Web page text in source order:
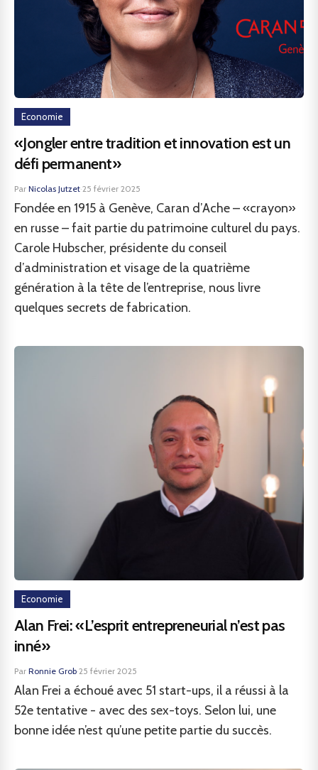
Economie
«Jongler entre tradition et innovation est un
défi permanent»
Par Nicolas Jutzet·25 février 2025
Fondée en 1915 à Genève, Caran d’Ache – «crayon»
en russe – fait partie du patrimoine culturel du pays.
Carole Hubscher, présidente du conseil
d’administration et visage de la quatrième
génération à la tête de l’entreprise, nous livre
quelques secrets de fabrication.
Economie
Alan Frei: «L’esprit entrepreneurial n’est pas
inné»
Par Ronnie Grob·25 février 2025
Alan Frei a échoué avec 51 start-ups, il a réussi à la
52e tentative - avec des sex-toys. Selon lui, une
bonne idée n’est qu’une petite partie du succès.